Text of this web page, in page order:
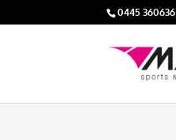
0445 360636